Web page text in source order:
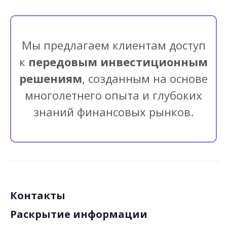
Мы предлагаем клиентам доступ
к передовым инвестиционным
решениям, созданным на основе
многолетнего опыта и глубоких
знаний финансовых рынков.
Контакты
Раскрытие информации